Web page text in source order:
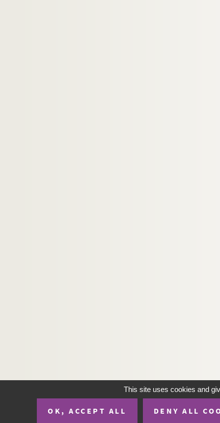
This site uses cookies and
OK, ACCEPT ALL DENY ALL